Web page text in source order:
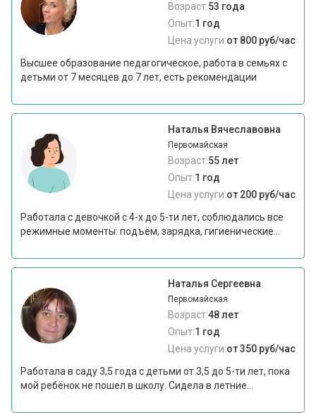
Возраст:53 года
Опыт:1 год
Цена услуги:от 800 руб/час
Высшее образование педагогическое, работа в семьях с
детьми от 7 месяцев до 7 лет, есть рекомендации
Наталья Вячеславовна
Первомайская
Возраст:55 лет
Опыт:1 год
Цена услуги:от 200 руб/час
Работала с девочкой с 4-х до 5-ти лет, соблюдались все
режимные моменты: подъём, зарядка, гигиенические...
Наталья Сергеевна
Первомайская
Возраст:48 лет
Опыт:1 год
Цена услуги:от 350 руб/час
Работала в саду 3,5 года с детьми от 3,5 до 5-ти лет, пока
мой ребёнок не пошел в школу. Сидела в летние...